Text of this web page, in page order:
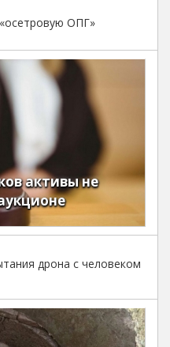
ОПГ»
активы не
дрона с человеком